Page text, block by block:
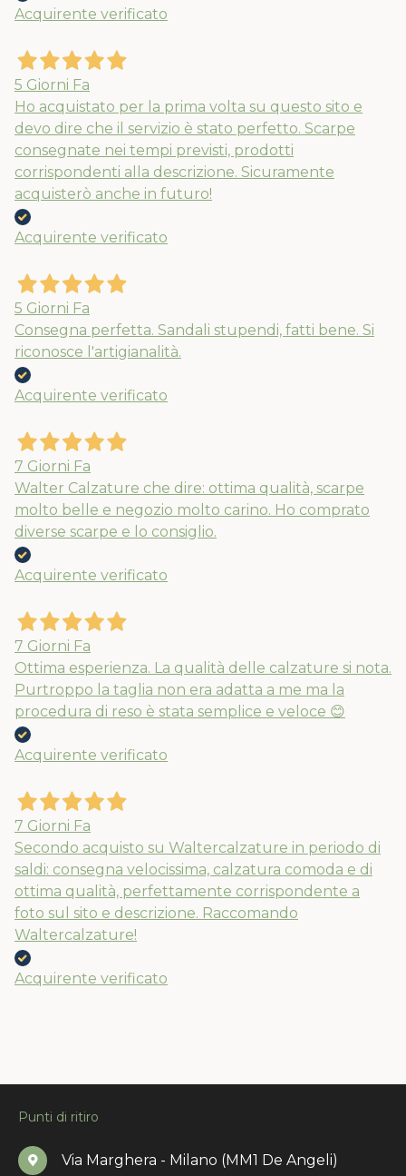
Acquirente verificato
5 Giorni Fa
Ho acquistato per la prima volta su questo sito e
devo dire che il servizio è stato perfetto. Scarpe
consegnate nei tempi previsti, prodotti
corrispondenti alla descrizione. Sicuramente
acquisterò anche in futuro!
Acquirente verificato
5 Giorni Fa
Consegna perfetta. Sandali stupendi, fatti bene. Si
riconosce l'artigianalità.
Acquirente verificato
7 Giorni Fa
Walter Calzature che dire: ottima qualità, scarpe
molto belle e negozio molto carino. Ho comprato
diverse scarpe e lo consiglio.
Acquirente verificato
7 Giorni Fa
Ottima esperienza. La qualità delle calzature si nota.
Purtroppo la taglia non era adatta a me ma la
procedura di reso è stata semplice e veloce 😊
Acquirente verificato
7 Giorni Fa
Secondo acquisto su Waltercalzature in periodo di
saldi: consegna velocissima, calzatura comoda e di
ottima qualità, perfettamente corrispondente a
foto sul sito e descrizione. Raccomando
Waltercalzature!
Acquirente verificato
Punti di ritiro
Via Marghera - Milano (MM1 De Angeli)